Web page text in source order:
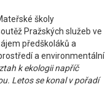
školy
Pražských služeb ve
předškoláků a
a environmentální
k ekologii napříč
Letos se konal v pořadí